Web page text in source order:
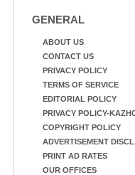
GENERAL
ABOUT US
CONTACT US
PRIVACY POLICY
TERMS OF SERVICE
EDITORIAL POLICY
PRIVACY POLICY-
COPYRIGHT POLICY
ADVERTISEMENT
PRINT AD RATES
OUR OFFICES